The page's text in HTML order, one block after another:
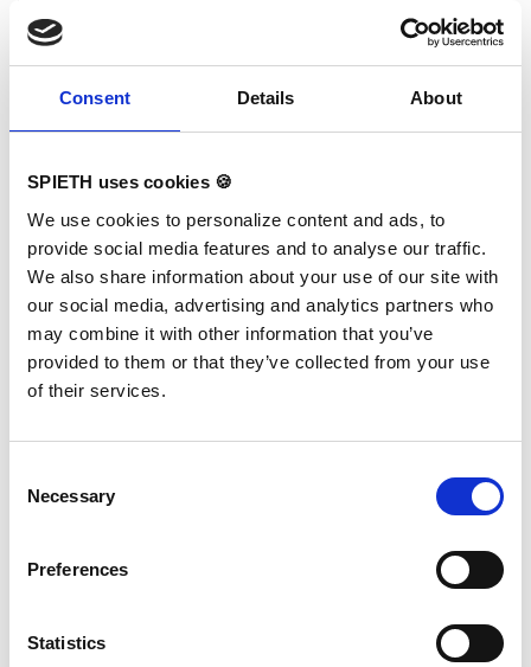
Consent Details About
SPIETH uses cookies 🍪
We use cookies to personalize content and ads, to
provide social media features and to analyse our traffic.
We also share information about your use of our site with
our social media, advertising and analytics partners who
may combine it with other information that you’ve
provided to them or that they’ve collected from your use
of their services.
Selection
Necessary
Preferences
Statistics